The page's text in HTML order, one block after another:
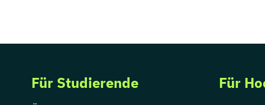
Für Studierende Für